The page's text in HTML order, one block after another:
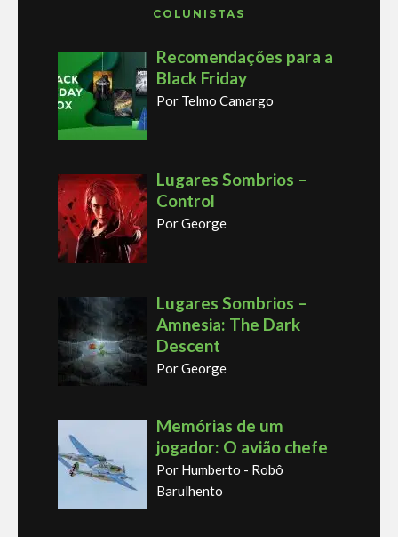
COLUNISTAS
Recomendações para a
Black Friday
Por Telmo Camargo
Lugares Sombrios –
Control
Por George
Lugares Sombrios –
Amnesia: The Dark
Descent
Por George
Memórias de um
jogador: O avião chefe
Por Humberto - Robô
Barulhento